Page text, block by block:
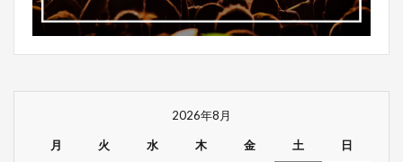
2026年8月
月 火 水 木 金 土 日